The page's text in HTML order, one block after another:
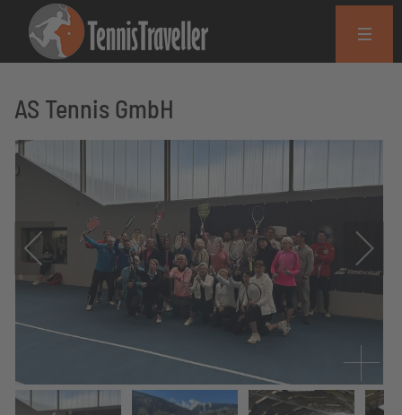
AS Tennis GmbH